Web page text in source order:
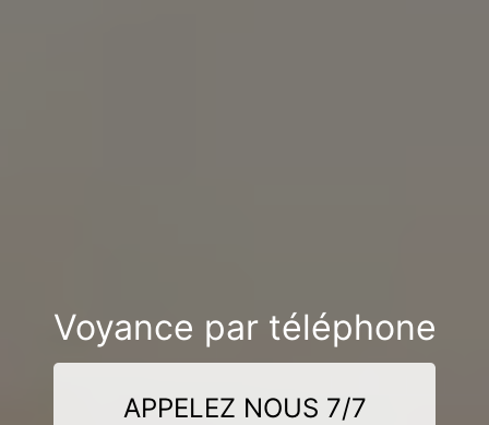
Voyance par téléphone
APPELEZ NOUS 7/7